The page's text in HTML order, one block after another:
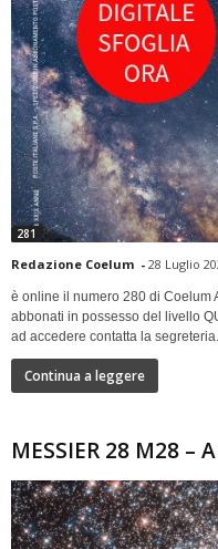
281
Redazione Coelum - 28 Luglio
è online il numero 280 di Coelum
abbonati in possesso del livello
ad accedere contatta la segreteria.
Continua a leggere
MESSIER 28 M28 –